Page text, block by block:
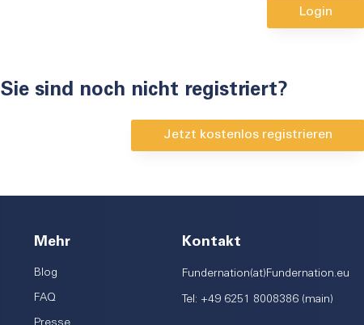
Sie sind noch nicht registriert?
Jetzt kostenlos registrieren
Mehr
Blog
FAQ
Kontakt
Fundernation(at)Fundernation.eu
Tel: +49 6251 8008386 (main)